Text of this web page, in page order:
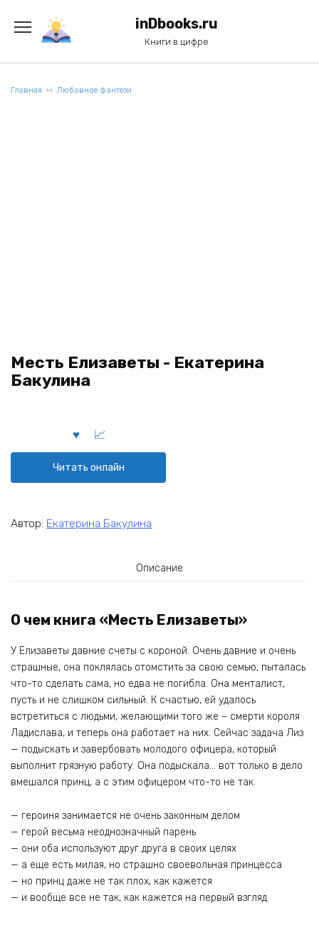
содержанию
inDbooks.ru
Книги в цифре
Главная Любовное фэнтези
Месть Елизаветы - Екатерина
Бакулина
Читать онлайн
Автор: Екатерина Бакулина
Описание
О чем книга «Месть Елизаветы»
У Елизаветы давние счеты с короной. Очень давние и очень
страшные, она поклялась отомстить за свою семью, пыталась
что-то сделать сама, но едва не погибла. Она менталист,
пусть и не слишком сильный. К счастью, ей удалось
встретиться с людьми, желающими того же – смерти короля
Ладислава, и теперь она работает на них. Сейчас задача Лиз
— подыскать и завербовать молодого офицера, который
выполнит грязную работу. Она подыскала… вот только в дело
вмешался принц, а с этим офицером что-то не так.
— героиня занимается не очень законным делом
— герой весьма неоднозначный парень
— они оба используют друг друга в своих целях
— а еще есть милая, но страшно своевольная принцесса
— но принц даже не так плох, как кажется
— и вообще все не так, как кажется на первый взгляд